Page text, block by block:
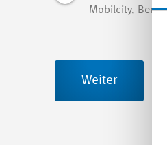
Mobilcity, Bern
Weiter